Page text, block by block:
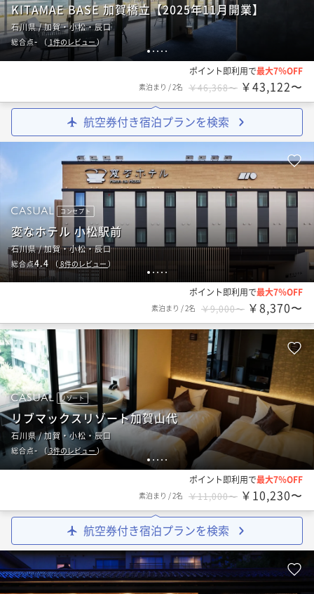
1 2 3 4 5
KITAMAE BASE 加賀橋立【2025年11月開業】
石川県 / 加賀・小松・辰口
総合点- （ 1件のレビュー）
ポイント即利用で最大7％OFF
素泊まり /2名 ￥46,368〜 ￥43,122〜
航空券付き宿泊プランを検索
1 2 3 4 5
コンセプト
変なホテル 小松駅前
石川県 / 加賀・小松・辰口
総合点4.4 （ 8件のレビュー ）
ポイント即利用で最大7％OFF
素泊まり /2名 ￥9,000〜 ￥8,370〜
1 2 3 4 5
リゾート
リブマックスリゾート加賀山代
石川県 / 加賀・小松・辰口
総合点- （ 3件のレビュー）
ポイント即利用で最大7％OFF
素泊まり /2名 ￥11,000〜 ￥10,230〜
航空券付き宿泊プランを検索